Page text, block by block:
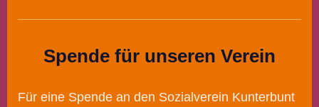
Spende für unseren Verein
Für eine Spende an den Sozialverein Kunterbunt